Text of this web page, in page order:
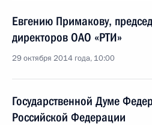
Евгению Примакову,
директоров ОАО «РТИ»
29 октября 2014 года, 10:00
Государственной Думе
Российской Федерации